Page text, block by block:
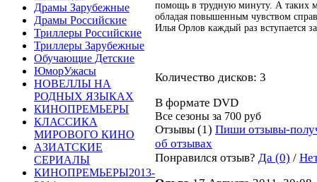
Драмы Зарубежные
Драмы Российские
Триллеры Российские
Триллеры Зарубежные
Обучающие Детские
ЮморУжасы
НОВЕЛЛЫ НА
РОДНЫХ ЯЗЫКАХ
КИНОПРЕМЬЕРЫ
КЛАССИКА
МИРОВОГО КИНО
АЗИАТСКИЕ
СЕРИАЛЫ
КИНОПРЕМЬЕРЫ2013-
помощь в трудную минуту. А таких
обладая повышенным чувством
Илья Орлов каждый раз вступается
Количество дисков: 3
В формате DVD
Все сезоны за 700 руб
Отзывы (1) Пиши отзывы-
об отзывах
Понравился отзыв? Да (0) /